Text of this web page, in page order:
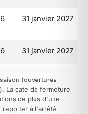
31 janvier 2027
31 janvier 2027
(ouvertures
La date de fermeture
de plus d'une
reporter à l'arrêté